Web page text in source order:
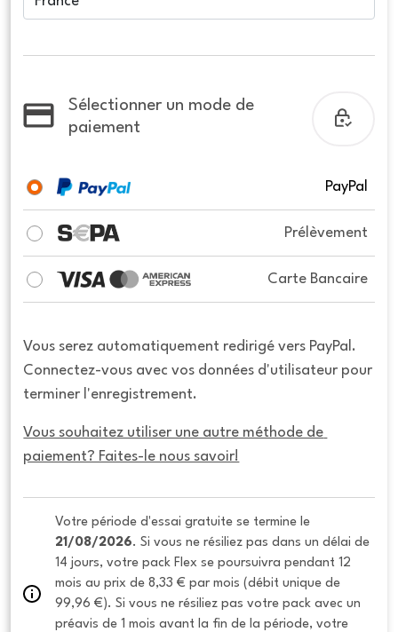
Sélectionner un mode de
paiement
PayPal
Prélèvement
Carte Bancaire
Vous serez automatiquement redirigé vers PayPal.
Connectez-vous avec vos données d'utilisateur pour
terminer l'enregistrement.
Vous souhaitez utiliser une autre méthode de
paiement? Faites-le nous savoir!
21/08/2026. Si vous ne résiliez pas dans un délai de
14 jours, votre pack Flex se poursuivra pendant 12
mois au prix de 8,33 € par mois (débit unique de
99,96 €). Si vous ne résiliez pas votre pack avec un
préavis de 1 mois avant la fin de la période, votre